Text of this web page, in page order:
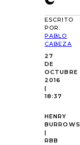
ESCRITO
POR:
PABLO
CABEZA
27
DE
OCTUBRE
2016
|
18:37
HENRY
BURROWS
|
RBB